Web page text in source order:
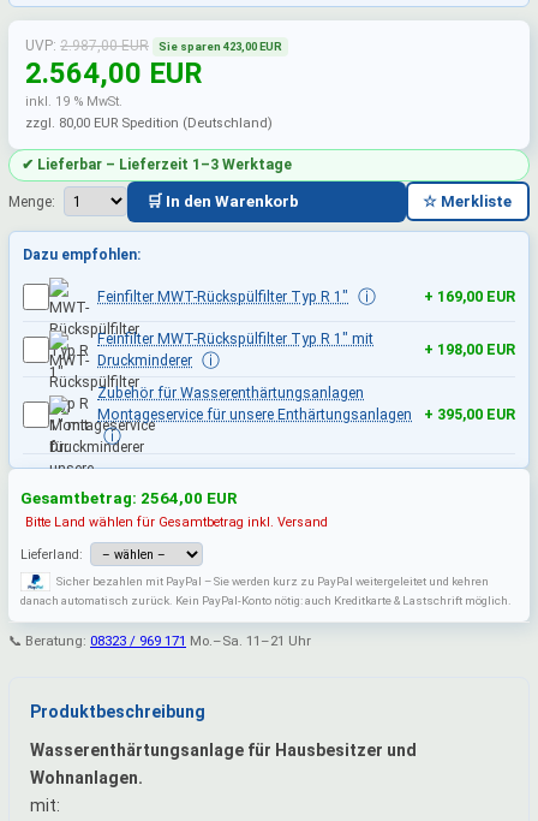
UVP: 2.987,00 EUR Sie sparen 423,00 EUR
2.564,00 EUR
inkl. 19 % MwSt.
zzgl. 80,00 EUR Spedition (Deutschland)
✔ Lieferbar – Lieferzeit 1–3 Werktage
Menge: 🛒 In den Warenkorb ☆ Merkliste
Dazu empfohlen:
Feinfilter MWT-Rückspülfilter Typ R 1" ⓘ + 169,00 EUR
Feinfilter MWT-Rückspülfilter Typ R 1" mit
Druckminderer ⓘ
+ 198,00 EUR
Zubehör für Wasserenthärtungsanlagen
Montageservice für unsere Enthärtungsanlagen
ⓘ
+ 395,00 EUR
Gesamtbetrag: 2564,00 EUR
Bitte Land wählen für Gesamtbetrag inkl. Versand
Lieferland:
Sicher bezahlen mit PayPal – Sie werden kurz zu PayPal weitergeleitet und kehren
danach automatisch zurück. Kein PayPal-Konto nötig: auch Kreditkarte & Lastschrift möglich.
📞 Beratung: 08323 / 969 171 Mo.–Sa. 11–21 Uhr
Produktbeschreibung
Wasserenthärtungsanlage für Hausbesitzer und
Wohnanlagen.
mit: